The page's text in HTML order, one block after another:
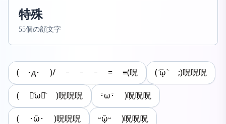
特殊
55個の顔文字
( ･д･ )/ ｰ ｰ ｰ = ≡(呪 ( ᷄ᾥ ᷅ ;)呪呪呪
( ⌯᷄ω⌯᷅ )呪呪呪 ･̆ω･̆ )呪呪呪
( ･ὢ･ )呪呪呪 ᵕᾥᵕ )呪呪呪